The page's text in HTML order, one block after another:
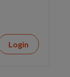
Login